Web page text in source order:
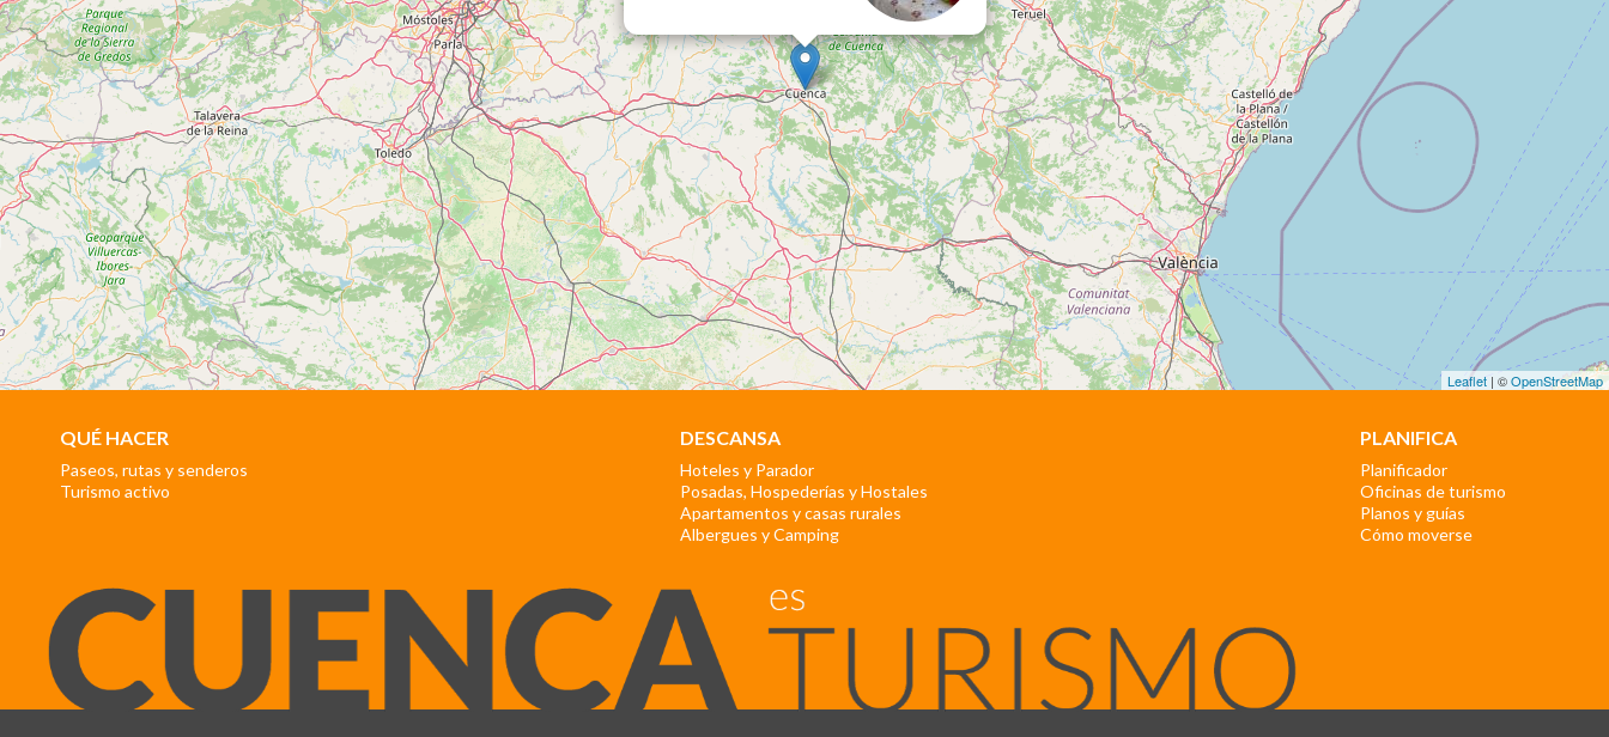
Leaflet | ©OpenStreetMap
QUÉ HACER
Paseos, rutas y senderos
Turismo activo
DESCANSA
Hoteles y Parador
Posadas, Hospederías y Hostales
Apartamentos y casas rurales
Albergues y Camping
PLANIFICA
Planificador
Oficinas de turismo
Planos y guías
Cómo moverse